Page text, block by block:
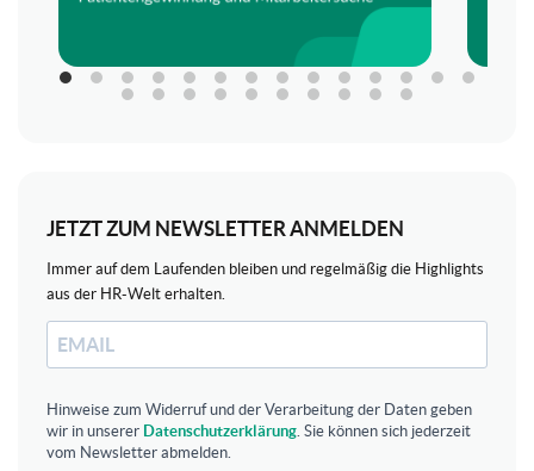
JETZT ZUM NEWSLETTER ANMELDEN
Immer auf dem Laufenden bleiben und regelmäßig die Highlights
aus der HR-Welt erhalten.
Hinweise zum Widerruf und der Verarbeitung der Daten geben
wir in unserer Datenschutzerklärung . Sie können sich jederzeit
vom Newsletter abmelden.